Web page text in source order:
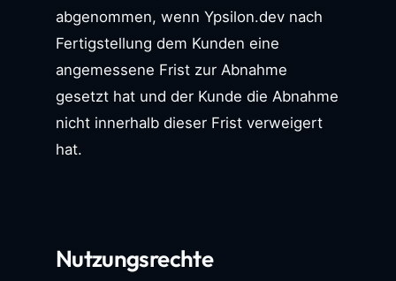
abgenommen, wenn Ypsilon.dev nach
Fertigstellung dem Kunden eine
angemessene Frist zur Abnahme
gesetzt hat und der Kunde die Abnahme
nicht innerhalb dieser Frist verweigert
hat.
Nutzungsrechte